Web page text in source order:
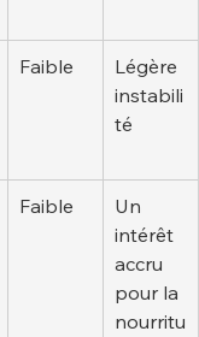
Faible
Légère
instabili
té
Faible
Un
intérêt
accru
pour la
nourritu